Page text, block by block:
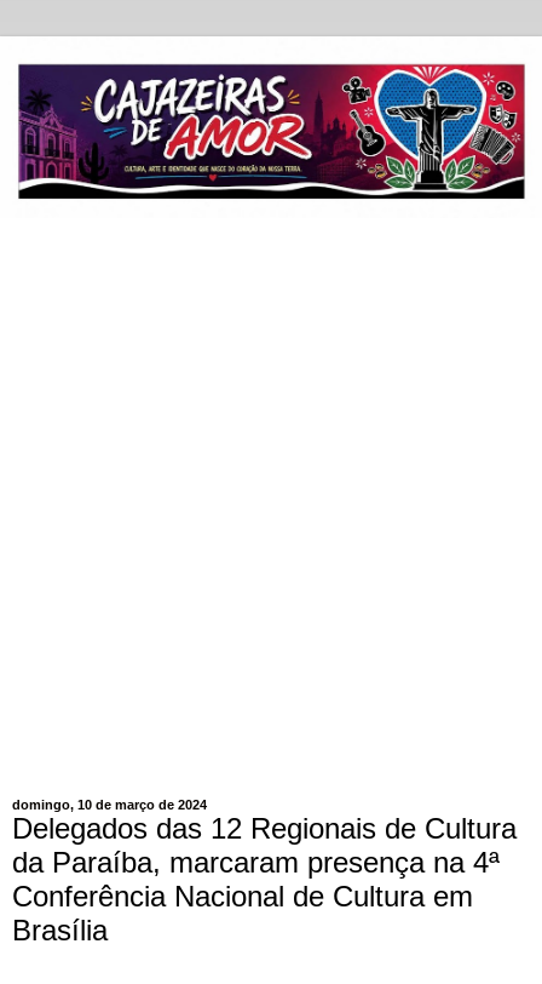
domingo, 10 de março de 2024
Delegados das 12 Regionais de Cultura
da Paraíba, marcaram presença na 4ª
Conferência Nacional de Cultura em
Brasília